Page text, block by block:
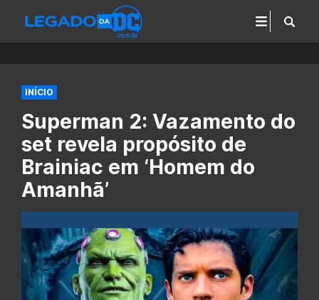
INÍCIO
Superman 2: Vazamento do
set revela propósito de
Brainiac em ‘Homem do
Amanhã’